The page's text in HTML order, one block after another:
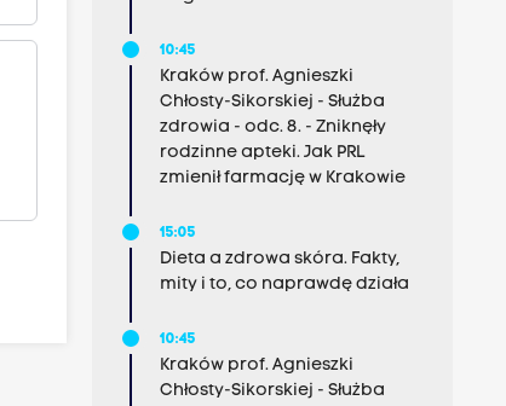
10:45
Kraków prof. Agnieszki
Chłosty-Sikorskiej - Służba
zdrowia - odc. 8. - Zniknęły
rodzinne apteki. Jak PRL
zmienił farmację w Krakowie
15:05
Dieta a zdrowa skóra. Fakty,
mity i to, co naprawdę działa
10:45
Kraków prof. Agnieszki
Chłosty-Sikorskiej - Służba